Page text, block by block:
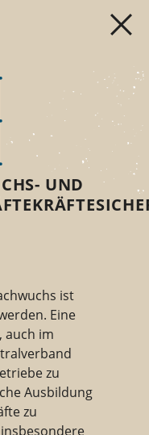
UND
ist
Eine
auch im
zu
Ausbildung
zu